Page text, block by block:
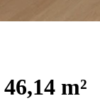
46,14 m²